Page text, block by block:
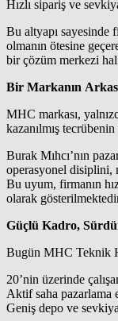
Hızlı sipariş ve
Bu altyapı sayesinde
olmanın ötesine
bir çözüm merkezi
Bir Markanın
MHC markası,
kazanılmış
Burak Mıhcı’nın
operasyonel disiplini,
Bu uyum, firmanın
olarak
Güçlü Kadro,
Bugün MHC Teknik
20’nin üzerinde
Aktif saha pazarlama
Geniş depo ve